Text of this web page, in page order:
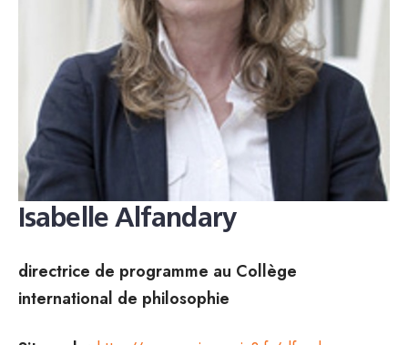
Isabelle Alfandary
directrice de programme au Collège
international de philosophie